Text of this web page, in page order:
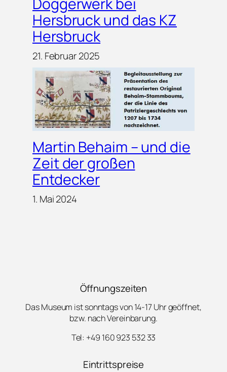
Hersbruck und das KZ
Hersbruck
21. Februar 2025
Martin Behaim – und die
Zeit der großen
Entdecker
1. Mai 2024
Öffnungszeiten
Das Museum ist sonntags von 14-17 Uhr geöffnet,
bzw. nach Vereinbarung.
Tel: +49 160 923 532 33
Eintrittspreise